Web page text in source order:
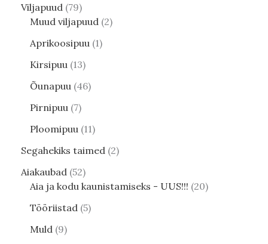
Viljapuud 79
Muud viljapuud 2
Aprikoosipuu 1
Kirsipuu 13
Õunapuu 46
Pirnipuu 7
Ploomipuu 11
Segahekiks taimed 2
Aiakaubad 52
Aia ja kodu kaunistamiseks - UUS!!! 20
Tööriistad 5
Muld 9